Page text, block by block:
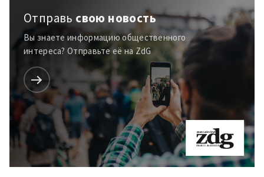
Отправь свою новость
Вы знаете информацию общественного
интереса? Отправьте её на ZdG